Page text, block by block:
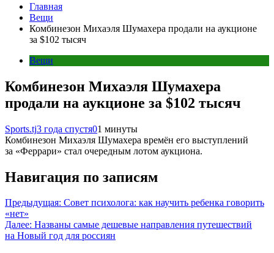
Главная
Вещи
Комбинезон Михаэля Шумахера продали на аукционе
за $102 тысяч
Вещи
Комбинезон Михаэля Шумахера
продали на аукционе за $102 тысяч
Sports.tj3 года спустя01 минуты
Комбинезон Михаэля Шумахера времён его выступлений
за «Феррари» стал очередным лотом аукциона.
Навигация по записям
Предыдущая: Совет психолога: как научить ребенка говорить
«нет»
Далее: Названы самые дешевые направления путешествий
на Новый год для россиян